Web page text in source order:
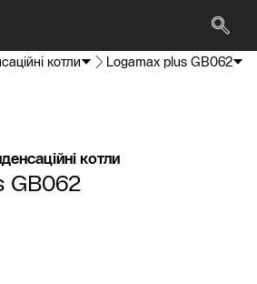
котли Logamax plus GB062
котли
GB062